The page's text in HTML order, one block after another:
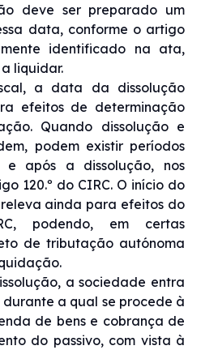
deve ser preparado um
data, conforme o artigo
identificado na ata,
liquidar.
a data da dissolução
efeitos de determinação
Quando dissolução e
podem existir períodos
e após a dissolução, nos
120.º do CIRC. O início do
ainda para efeitos do
podendo, em certas
de tributação autónoma
a sociedade entra
a qual se procede à
de bens e cobrança de
do passivo, com vista à